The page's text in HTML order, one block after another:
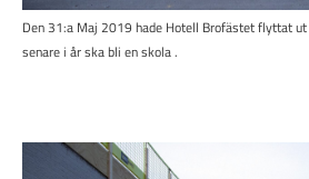
Den 31:a Maj 2019 hade Hotell Brofästet flyttat
senare i år ska bli en skola .